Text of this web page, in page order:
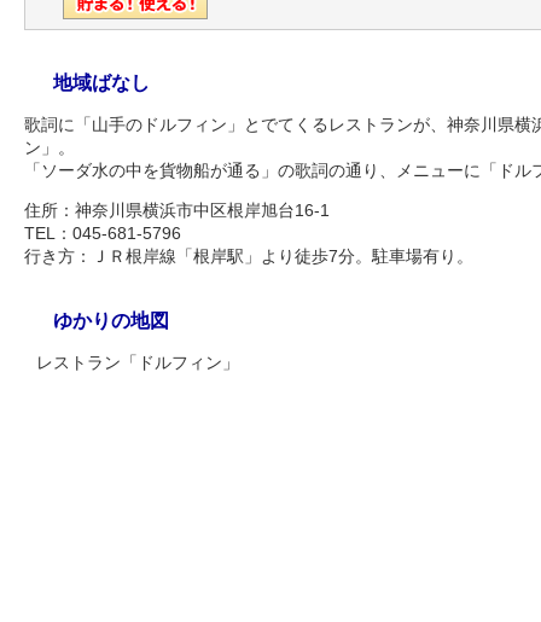
地域ばなし
歌詞に「山手のドルフィン」とでてくるレストランが、神奈川県横
ン」。
「ソーダ水の中を貨物船が通る」の歌詞の通り、メニューに「ド
住所：神奈川県横浜市中区根岸旭台16-1
TEL：045-681-5796
行き方：ＪＲ根岸線「根岸駅」より徒歩7分。駐車場有り。
ゆかりの地図
レストラン「ドルフィン」